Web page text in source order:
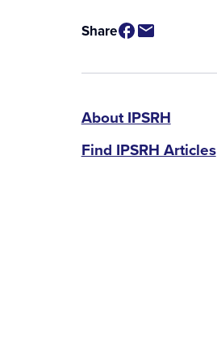
Share
IPSRH
About IPSRH
Find IPSRH Articles